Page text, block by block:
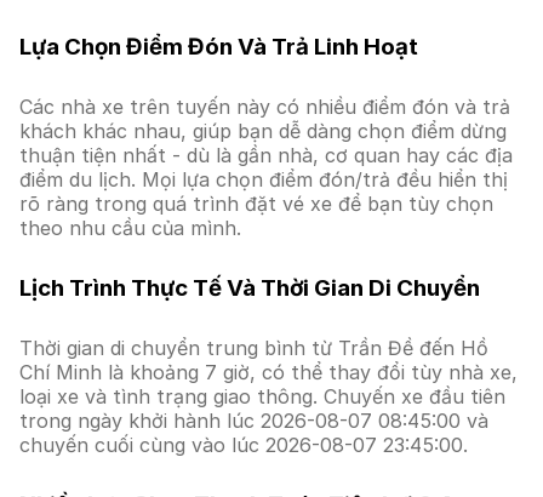
Lựa Chọn Điểm Đón Và Trả Linh Hoạt
Các nhà xe trên tuyến này có nhiều điểm đón và trả
khách khác nhau, giúp bạn dễ dàng chọn điểm dừng
thuận tiện nhất - dù là gần nhà, cơ quan hay các địa
điểm du lịch. Mọi lựa chọn điểm đón/trả đều hiển thị
rõ ràng trong quá trình đặt vé xe để bạn tùy chọn
theo nhu cầu của mình.
Lịch Trình Thực Tế Và Thời Gian Di Chuyển
Thời gian di chuyển trung bình từ Trần Đề đến Hồ
Chí Minh là khoảng 7 giờ, có thể thay đổi tùy nhà xe,
loại xe và tình trạng giao thông. Chuyến xe đầu tiên
trong ngày khởi hành lúc 2026-08-07 08:45:00 và
chuyến cuối cùng vào lúc 2026-08-07 23:45:00.